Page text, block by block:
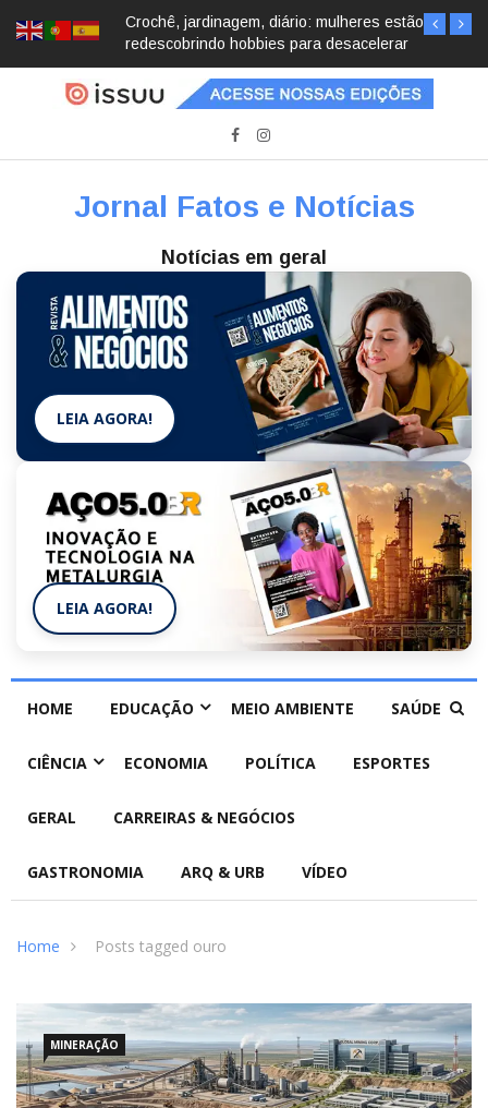
Crochê, jardinagem, diário: mulheres estão
redescobrindo hobbies para desacelerar
Jornal Fatos e Notícias
Notícias em geral
LEIA AGORA!
LEIA AGORA!
HOME EDUCAÇÃO MEIO AMBIENTE SAÚDE
CIÊNCIA ECONOMIA POLÍTICA ESPORTES
GERAL CARREIRAS & NEGÓCIOS
GASTRONOMIA ARQ & URB VÍDEO
Home Posts tagged ouro
MINERAÇÃO